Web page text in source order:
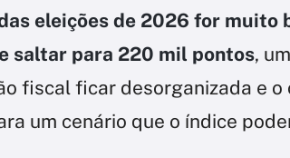
eleições de 2026 for muito
saltar para 220 mil pontos,
fiscal ficar desorganizada e o
um cenário que o índice